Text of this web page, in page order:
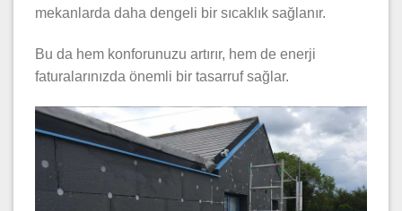
mekanlarda daha dengeli bir sıcaklık sağlanır.
Bu da hem konforunuzu artırır, hem de enerji
faturalarınızda önemli bir tasarruf sağlar.